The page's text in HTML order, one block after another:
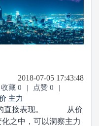
2018-07-05 17:43:48
收藏 0 | 点赞 0
|
主力
直接表现。 从价
之中，可以洞察主力